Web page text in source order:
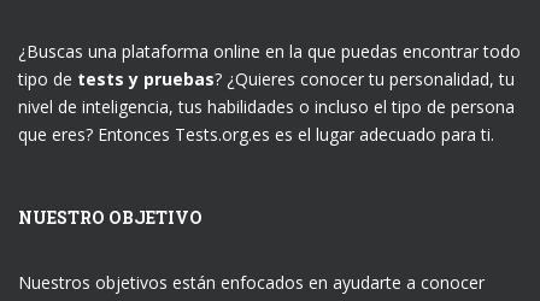
¿Buscas una plataforma online en la que puedas encontrar todo
tipo de tests y pruebas? ¿Quieres conocer tu personalidad, tu
nivel de inteligencia, tus habilidades o incluso el tipo de persona
que eres? Entonces Tests.org.es es el lugar adecuado para ti.
NUESTRO OBJETIVO
Nuestros objetivos están enfocados en ayudarte a conocer